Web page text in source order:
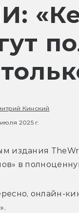
Кинский
июля 2025 г.
издания
в
онлайн-